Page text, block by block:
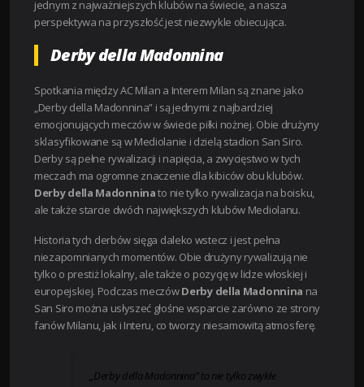
jednym z najważniejszych klubów na świecie, a nasza
perspektywa na przyszłość jest niezwykle obiecująca.
Derby della Madonnina
Spotkania między AC Milan a Interem Milan są znane jako
„Derby della Madonnina” i są jednymi z najbardziej
emocjonujących meczów w świecie piłki nożnej. Obie drużyny
sklasyfikowane są w Mediolanie i dzielą stadion San Siro.
Derby są pełne rywalizacji i napięcia, a zwycięstwo w tych
meczach ma ogromne znaczenie dla kibiców obu klubów.
Derby della Madonninato nie tylko rywalizacja na boisku,
ale także starcie dwóch największych klubów Mediolanu.
Historia tych derbów sięga daleko wstecz i jest pełna
niezapomnianych momentów. Obie drużyny rywalizują nie
tylko o prestiż lokalny, ale także o pozycję w lidze włoskiej i
europejskiej. Podczas meczówDerby della Madonnina na
San Siro można usłyszeć głośne wsparcie zarówno ze strony
fanów Milanu, jak i Interu, co tworzy niesamowitą atmosferę.
„Derby della Madonnina” to nie tylko zwykłe